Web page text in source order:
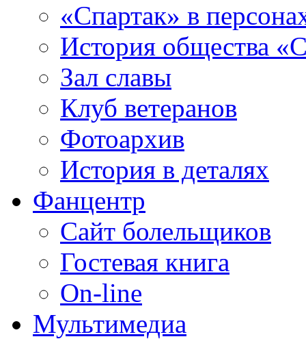
«Спартак» в
История общества
Зал славы
Клуб ветеранов
Фотоархив
История в деталях
Фанцентр
Сайт болельщиков
Гостевая книга
On-line
Мультимедиа